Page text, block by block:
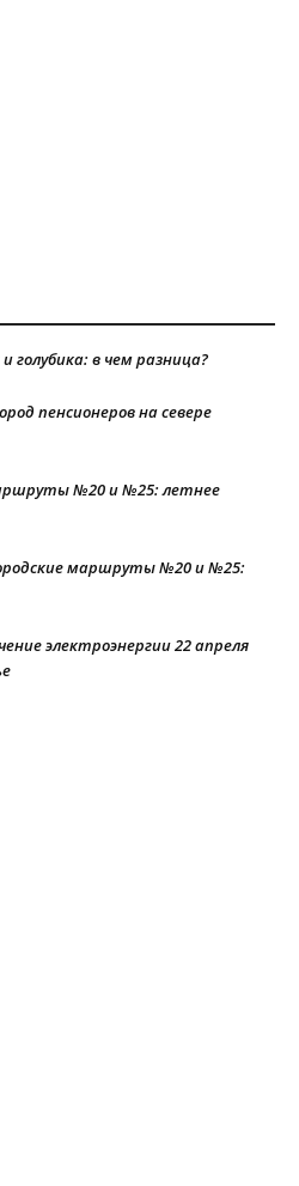
голубика: в чем разница?
пенсионеров на севере
№20 и №25: летнее
маршруты №20 и №25:
электроэнергии 22 апреля